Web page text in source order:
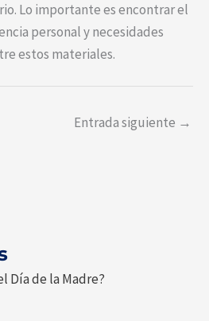
Día de la Madre?
Lo importante es encontrar el
personal y necesidades
estos materiales.
Entrada siguiente →